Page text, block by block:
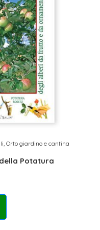
Orto giardino e cantina
Potatura